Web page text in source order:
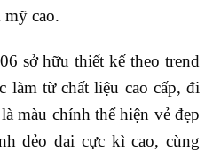
cao.
sở hữu thiết kế theo trend
làm từ chất liệu cao cấp, đi
màu chính thể hiện vẻ đẹp
dẻo dai cực kì cao, cùng